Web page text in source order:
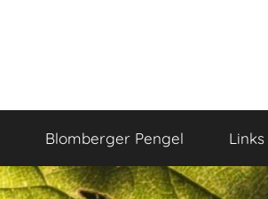
Blomberger Pengel Links